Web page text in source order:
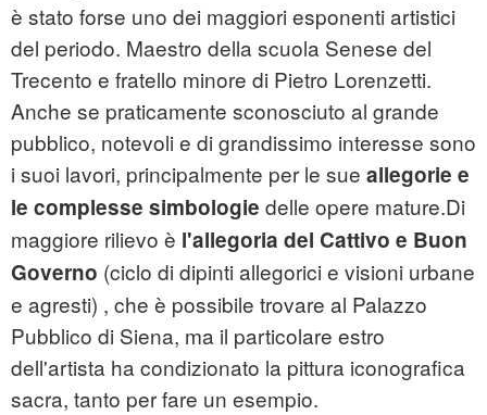
è stato forse uno dei maggiori esponenti artistici
del periodo. Maestro della scuola Senese del
Trecento e fratello minore di Pietro Lorenzetti.
Anche se praticamente sconosciuto al grande
pubblico, notevoli e di grandissimo interesse sono
i suoi lavori, principalmente per le sue allegorie e
le complesse simbologie delle opere mature.Di
maggiore rilievo è l'allegoria del Cattivo e Buon
Governo (ciclo di dipinti allegorici e visioni urbane
e agresti) , che è possibile trovare al Palazzo
Pubblico di Siena, ma il particolare estro
dell'artista ha condizionato la pittura iconografica
sacra, tanto per fare un esempio.